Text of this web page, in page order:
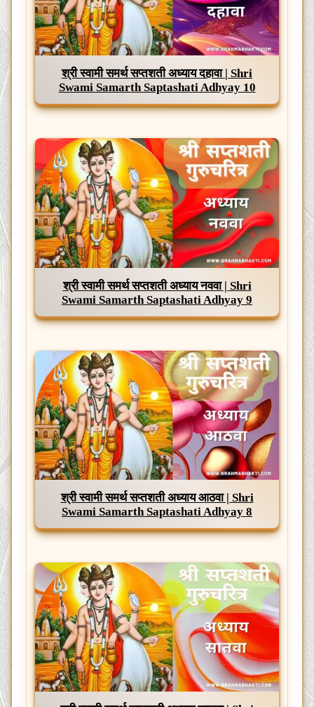
श्री स्वामी समर्थ सप्तशती अध्याय दहावा | Shri
Swami Samarth Saptashati Adhyay 10
श्री स्वामी समर्थ सप्तशती अध्याय नववा | Shri
Swami Samarth Saptashati Adhyay 9
श्री स्वामी समर्थ सप्तशती अध्याय आठवा | Shri
Swami Samarth Saptashati Adhyay 8